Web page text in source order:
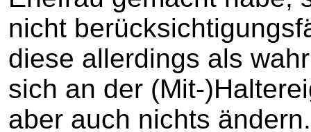
nicht
diese allerdings als
sich an der (Mit-
aber auch nichts